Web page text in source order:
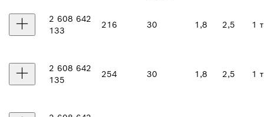
2 608 642
133
216 30 1,8 2,5 1
2 608 642
135
254 30 1,8 2,5 1